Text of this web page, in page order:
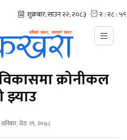
क्रोनीकल
झ्याउ
शनिबार, जेठ २९, २०७८